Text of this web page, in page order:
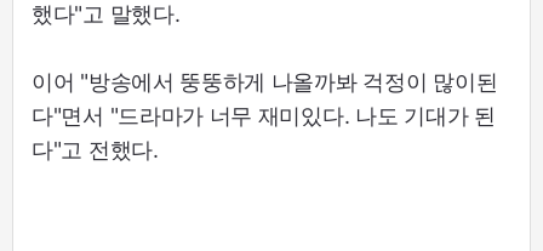
했다"고 말했다.
이어 "방송에서 뚱뚱하게 나올까봐 걱정이 많이된
다"면서 "드라마가 너무 재미있다. 나도 기대가 된
다"고 전했다.